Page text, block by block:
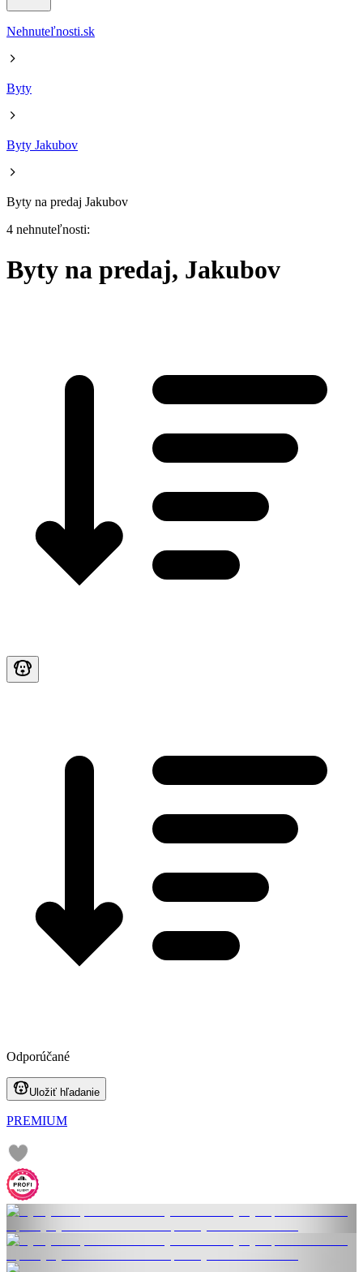
Nehnuteľnosti.sk
Byty
Byty Jakubov
Byty na predaj Jakubov
4 nehnuteľnosti:
Byty na predaj, Jakubov
Odporúčané
Uložiť hľadanie
PREMIUM